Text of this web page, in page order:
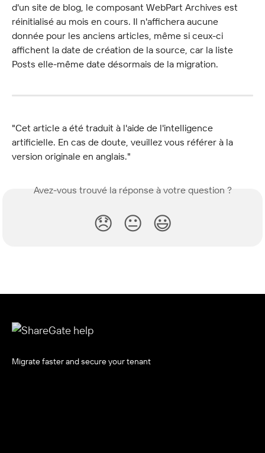
d'un site de blog, le composant WebPart Archives est
réinitialisé au mois en cours. Il n'affichera aucune
donnée pour les anciens articles, même si ceux-ci
affichent la date de création de la source, car la liste
Posts elle-même date désormais de la migration.
"Cet article a été traduit à l'aide de l'intelligence
artificielle. En cas de doute, veuillez vous référer à la
version originale en anglais."
Avez-vous trouvé la réponse à votre question ?
😞 😐 😃
Migrate faster and secure your tenant